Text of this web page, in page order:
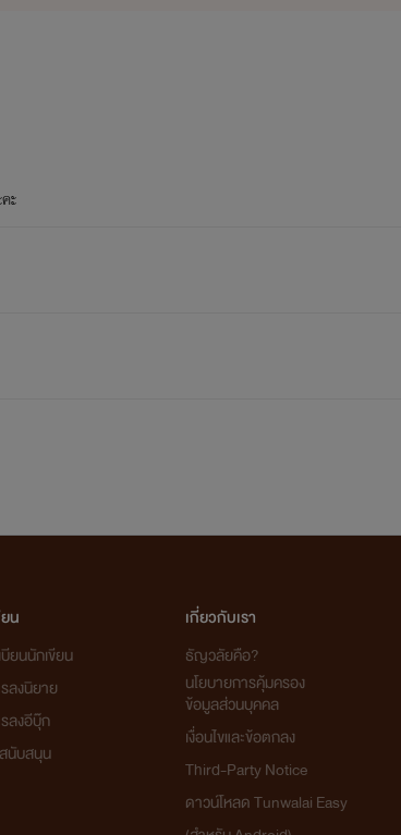
ะ
น
บียนนักเขียน
ลงนิยาย
ลงอีบุ๊ก
นับสนุน
เกี่ยวกับเรา
ธัญวลัยคือ?
นโยบายการคุ้มครอง
ข้อมูลส่วนบุคคล
เงื่อนไขและข้อตกลง
Third-Party Notice
ดาวน์โหลด Tunwalai Easy